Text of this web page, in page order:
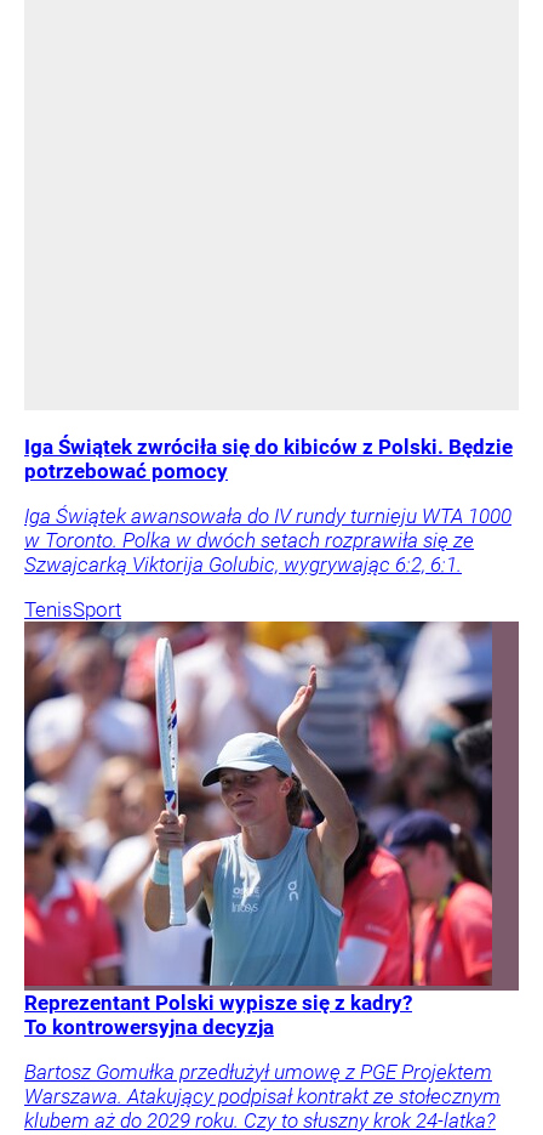
Iga Świątek zwróciła się do kibiców z Polski. Będzie
potrzebować pomocy
Iga Świątek awansowała do IV rundy turnieju WTA 1000
w Toronto. Polka w dwóch setach rozprawiła się ze
Szwajcarką Viktorija Golubic, wygrywając 6:2, 6:1.
TenisSport
Reprezentant Polski wypisze się z kadry?
To kontrowersyjna decyzja
Bartosz Gomułka przedłużył umowę z PGE Projektem
Warszawa. Atakujący podpisał kontrakt ze stołecznym
klubem aż do 2029 roku. Czy to słuszny krok 24-latka?